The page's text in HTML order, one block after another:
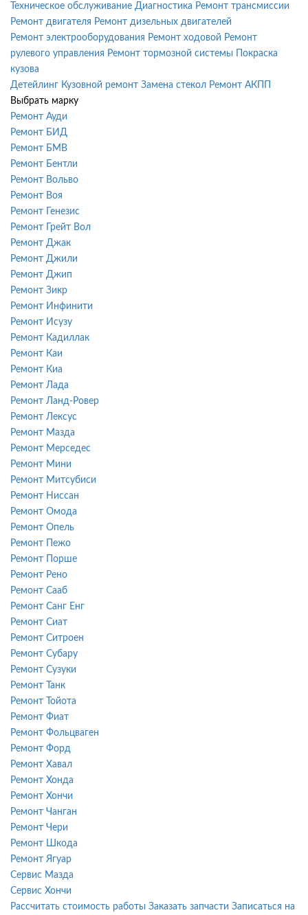
Техническое обслуживание Диагностика Ремонт трансмиссии
Ремонт двигателя Ремонт дизельных двигателей
Ремонт электрооборудования Ремонт ходовой Ремонт
рулевого управления Ремонт тормозной системы
Покраска
кузова
Детейлинг Кузовной ремонт Замена стекол Ремонт АКПП
Выбрать марку
Ремонт Ауди
Ремонт БИД
Ремонт БМВ
Ремонт Бентли
Ремонт Вольво
Ремонт Воя
Ремонт Генезис
Ремонт Грейт Вол
Ремонт Джак
Ремонт Джили
Ремонт Джип
Ремонт Зикр
Ремонт Инфинити
Ремонт Исузу
Ремонт Кадиллак
Ремонт Каи
Ремонт Киа
Ремонт Лада
Ремонт Ланд-Ровер
Ремонт Лексус
Ремонт Мазда
Ремонт Мерседес
Ремонт Мини
Ремонт Митсубиси
Ремонт Ниссан
Ремонт Омода
Ремонт Опель
Ремонт Пежо
Ремонт Порше
Ремонт Рено
Ремонт Сааб
Ремонт Санг Енг
Ремонт Сиат
Ремонт Ситроен
Ремонт Субару
Ремонт Сузуки
Ремонт Танк
Ремонт Тойота
Ремонт Фиат
Ремонт Фольцваген
Ремонт Форд
Ремонт Хавал
Ремонт Хонда
Ремонт Хончи
Ремонт Чанган
Ремонт Чери
Ремонт Шкода
Ремонт Ягуар
Сервис Мазда
Сервис Хончи
Рассчитать стоимость работы Заказать запчасти Записаться на